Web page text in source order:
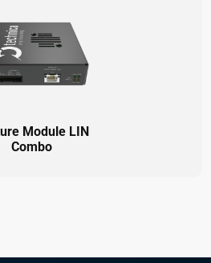
Module LIN
Combo